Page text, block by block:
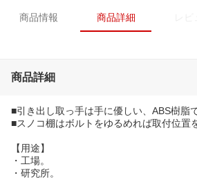
商品情報 商品詳細
商品詳細
■引き出し取っ手は手に優しい、ABS樹脂で
■スノコ棚はボルトをゆるめれば取付位置
【用途】
・工場。
・研究所。